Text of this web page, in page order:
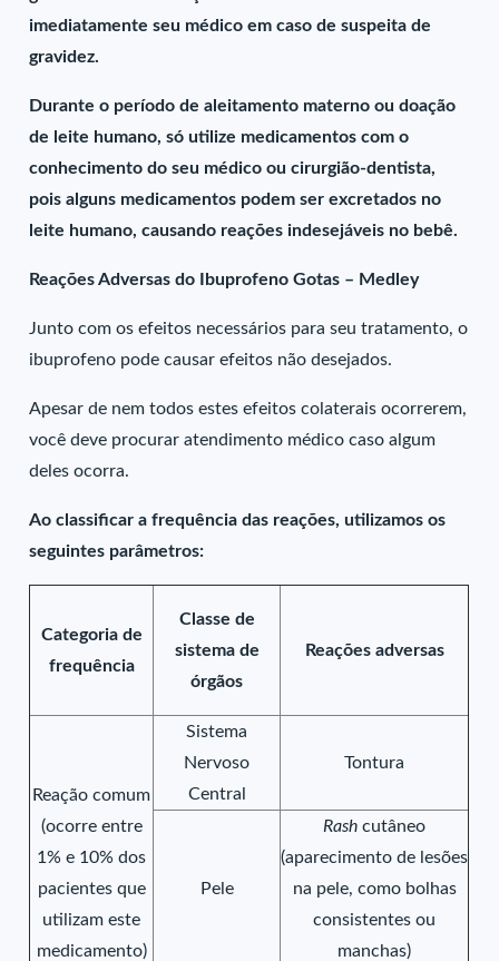
imediatamente seu médico em caso de suspeita de
gravidez.
Durante o período de aleitamento materno ou doação
de leite humano, só utilize medicamentos com o
conhecimento do seu médico ou cirurgião-dentista,
pois alguns medicamentos podem ser excretados no
leite humano, causando reações indesejáveis no bebê.
Reações Adversas do Ibuprofeno Gotas – Medley
Junto com os efeitos necessários para seu tratamento, o
ibuprofeno pode causar efeitos não desejados.
Apesar de nem todos estes efeitos colaterais ocorrerem,
você deve procurar atendimento médico caso algum
deles ocorra.
Ao classificar a frequência das reações, utilizamos os
seguintes parâmetros:
Categoria de
frequência
Classe de
sistema de
órgãos
Reações adversas
Reação comum
(ocorre entre
1% e 10% dos
pacientes que
utilizam este
medicamento)
Sistema
Nervoso
Central
Tontura
Pele
Rashcutâneo
(aparecimento de lesões
na pele, como bolhas
consistentes ou
manchas)